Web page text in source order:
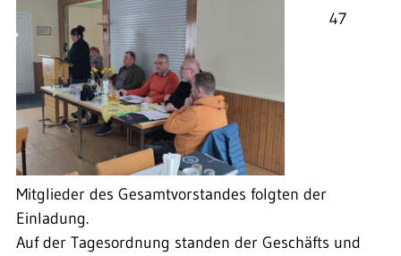
47
Mitglieder des Gesamtvorstandes folgten der
Einladung.
Auf der Tagesordnung standen der Geschäfts und